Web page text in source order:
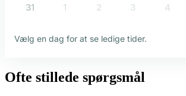
Ofte stillede spørgsmål